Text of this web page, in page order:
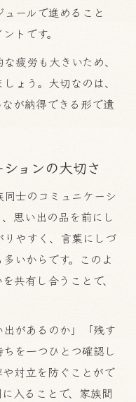
ールで進めること
トです。
疲労も大きいため、
ょう。大切なのは、
が納得できる形で遺
ョンの大切さ
士のコミュニケーシ
思い出の品を前にし
やすく、言葉にしづ
いからです。このよ
共有し合うことで、
があるのか」「残す
を一つひとつ確認し
対立を防ぐことがで
入ることで、家族間